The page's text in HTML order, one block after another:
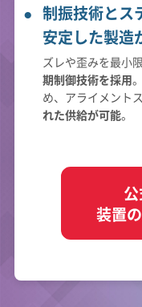
制振技術とス
安定した製造
ズレや歪みを最小
期制御技術を採用
め、アライメント
れた供給が可能。
装置